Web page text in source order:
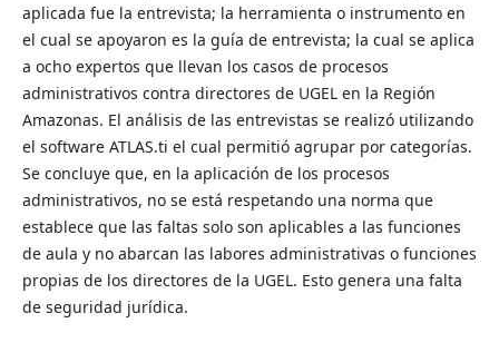
aplicada fue la entrevista; la herramienta o instrumento en
el cual se apoyaron es la guía de entrevista; la cual se aplica
a ocho expertos que llevan los casos de procesos
administrativos contra directores de UGEL en la Región
Amazonas. El análisis de las entrevistas se realizó utilizando
el software ATLAS.ti el cual permitió agrupar por categorías.
Se concluye que, en la aplicación de los procesos
administrativos, no se está respetando una norma que
establece que las faltas solo son aplicables a las funciones
de aula y no abarcan las labores administrativas o funciones
propias de los directores de la UGEL. Esto genera una falta
de seguridad jurídica.